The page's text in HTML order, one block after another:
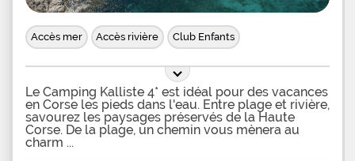
Accès mer Accès rivière Club Enfants
Le Camping Kalliste 4* est idéal pour des vacances
en Corse les pieds dans l'eau. Entre plage et rivière,
savourez les paysages préservés de la Haute
Corse. De la plage, un chemin vous mènera au
charm